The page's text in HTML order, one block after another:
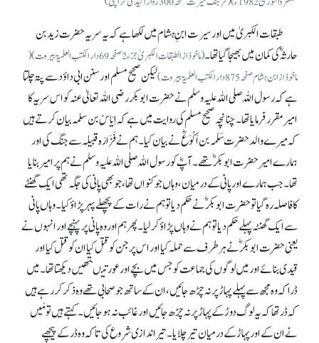
طبقات الکبریٰ میں اور سیرت ابنِ ہشام میں لکھا ہے کہ یہ سریہ حضرت زید بن
حارثہ ؓکی کمان میں بھیجا گیا تھا۔
(ماخوذ از الطبقات الکبریٰ جزء 2 صفحہ 69 دار الکتب العلمیۃ بیروت)(
ماخوذ از ابن ہشام صفحہ875 دار الکتب العلمیۃ بیروت)
لیکن صحیح مسلم اور سنن ابی داؤد سے پتہ چلتا
ہے کہ رسول اللہ صلی اللہ علیہ وسلم نے حضرت ابوبکر رضی اللہ تعالیٰ عنہ کواس سریہ کا
امیر مقرر فرمایا تھا۔ چنانچہ صحیح مسلم کی روایت میں ہے کہ اِیَاسْ بن سلمہ بیان کرتے ہیں
کہ میرے والد حضرت سَلمہ بن اَکْوَعؓ نے بیان کیا۔ ہم نے فَزَارَہ قبیلہ سے جنگ کی اور
ہمارے امیر حضرت ابوبکرؓ تھے۔ آپؓ کو رسول اللہ صلی اللہ علیہ وسلم نے ہم پر امیر بنایا
تھا۔ جب ہمارے اور پانی کے درمیان، وہاں جو کنواں تھا، جو بھی پانی کی جگہ تھی ایک گھنٹے
کا فاصلہ رہ گیا تو حضرت ابوبکرؓ نے حکم دیا تو ہم نے رات کے پچھلے پہر پڑاؤ کیا۔ وہاں پانی
سے ایک گھنٹہ پہلے حکم دیا تو ہم نے وہاں پڑاؤ کر لیا۔ پھر ہم اور وہ پانی پر پہنچے اور انہوں نے
یعنی حضرت ابوبکرؓ نے ہر طرف سے حملہ کیا اور اس پر جن کو قتل کیا ان کو قتل کیا اور
قیدی بنائے اور میں لوگوں کی جماعت کو جس میں بچے اور عورتیںتھیں دیکھتا تھا۔ میں
ڈرا کہ وہ مجھ سے پہلے پہاڑ پر نہ چڑھ جائیں، ان کے ساتھ جو صحابی تھے وہ ذکر کر رہے ہیں
کہ ڈر تھا کہ یہ لوگ دوڑ کے پہاڑ پر نہ چڑھ جائیں اور غائب نہ ہو جائیں۔ کہتے ہیں تو مَیں
نے ان کے اور پہاڑ کے درمیان تیر چلایا۔ تیر اندازی شروع کی تا کہ وہ ڈر کے پیچھے